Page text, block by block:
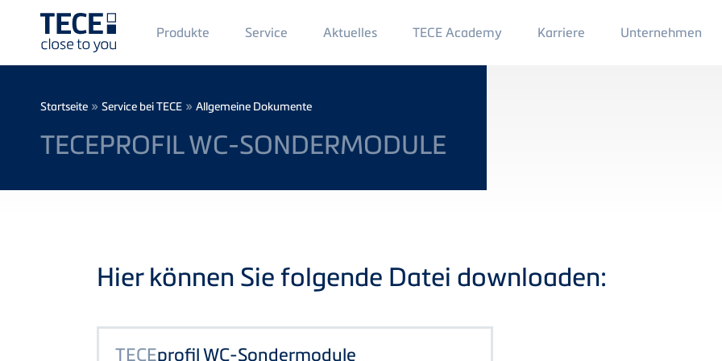
Main
Menü
1
Produkte Service Aktuelles TECE Academy Main
Menu
Karriere Unternehmen
Breadcrumb
Startseite » Service bei TECE » Allgemeine Dokumente
TECEPROFIL WC-SONDERMODULE
Hier können Sie folgende Datei downloaden:
TECEprofil WC-Sondermodule